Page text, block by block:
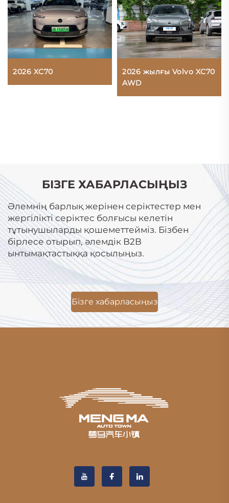
2026 XC70
2026 жылғы Volvo XC70
AWD
БІЗГЕ ХАБАРЛАСЫҢЫЗ
Әлемнің барлық жерінен серіктестер мен
жергілікті серіктес болғысы келетін
тұтынушыларды қошеметтейміз. Бізбен
бірлесе отырып, әлемдік B2B
ынтымақтастыққа қосылыңыз.
Бізге хабарласыңыз